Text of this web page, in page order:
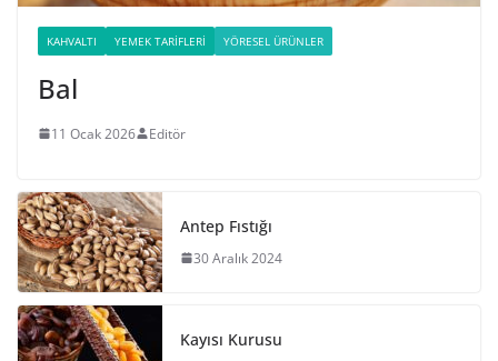
KAHVALTI YEMEK TARIFLERI YÖRESEL ÜRÜNLER
Bal
11 Ocak 2026 Editör
Antep Fıstığı
30 Aralık 2024
Kayısı Kurusu